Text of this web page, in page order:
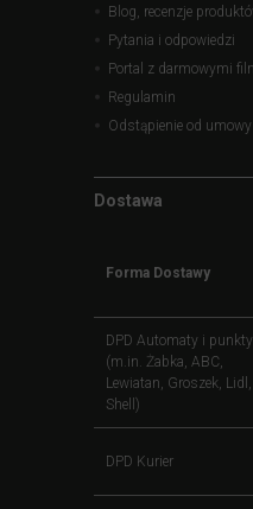
Blog, recenzje
Pytania i odpowiedzi
Portal z darmowymi
Regulamin
Odstąpienie od umowy
Dostawa
Forma Dostawy
DPD Automaty i punkty
(m.in. Żabka, ABC,
Lewiatan, Groszek, Lidl,
Shell)
DPD Kurier